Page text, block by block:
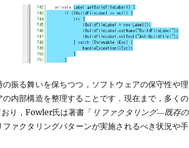
の振る舞いを保ちつつ，ソフトウェアの保守性や理
内部構造を整理することです．現在まで，多くの
り，Fowler氏は著書「 リファクタリング―既存の
ファクタリングパターンが実施されるべき状況や手